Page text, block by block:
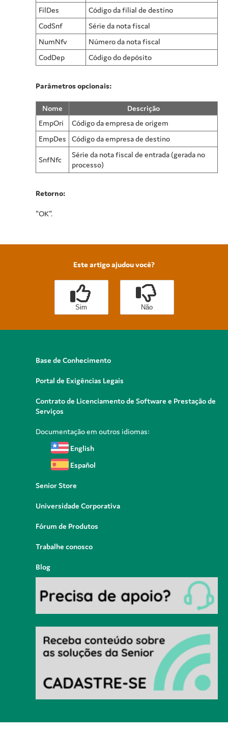
FilDes
Código da filial de destino
CodSnf
Série da nota fiscal
NumNfv
Número da nota fiscal
CodDep
Código do depósito
Parâmetros opcionais:
Nome
Descrição
EmpOri
Código da empresa de origem
EmpDes
Código da empresa de destino
SnfNfc
Série da nota fiscal de entrada (gerada no
processo)
Retorno:
"OK".
Este artigo ajudou você?
Sim Não
Base de Conhecimento
Portal de Exigências Legais
Contrato de Licenciamento de Software e Prestação de
Serviços
Documentação em outros idiomas:
English
Español
Senior Store
Universidade Corporativa
Fórum de Produtos
Trabalhe conosco
Blog